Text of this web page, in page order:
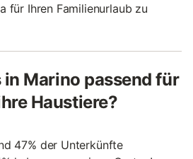
für Ihren Familienurlaub zu
Marino passend für
Haustiere?
47% der Unterkünfte